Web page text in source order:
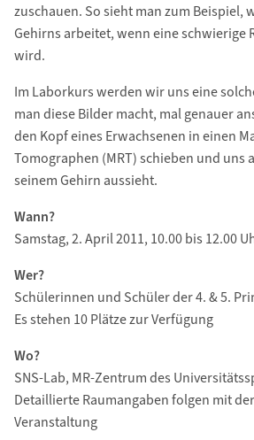
zuschauen. So sieht man zum Beispiel,
Gehirns arbeitet, wenn eine schwierige
wird.
Im Laborkurs werden wir uns eine
man diese Bilder macht, mal genauer
den Kopf eines Erwachsenen in einen
Tomographen (MRT) schieben und uns
seinem Gehirn aussieht.
Wann?
Samstag, 2. April 2011, 10.00 bis 12.00
Wer?
Schülerinnen und Schüler der 4. & 5.
Es stehen 10 Plätze zur Verfügung
Wo?
SNS-Lab, MR-Zentrum des
Detaillierte Raumangaben folgen mit
Veranstaltung